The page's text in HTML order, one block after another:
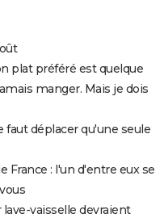
plat préféré est quelque
manger. Mais je dois
faut déplacer qu'une seule
France : l'un d'entre eux se
vaisselle devraient